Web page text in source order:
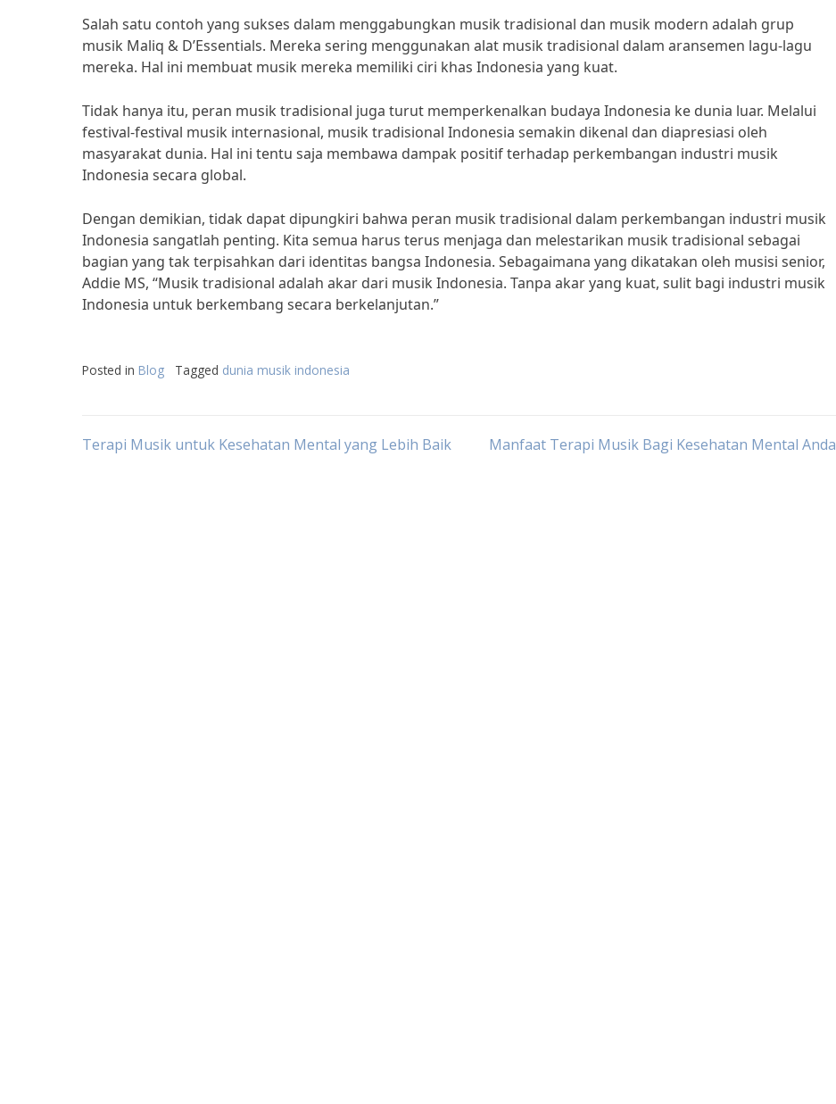
Salah satu contoh yang sukses dalam menggabungkan musik tradisional dan musik modern adalah grup
musik Maliq & D’Essentials. Mereka sering menggunakan alat musik tradisional dalam aransemen lagu-lagu
mereka. Hal ini membuat musik mereka memiliki ciri khas Indonesia yang kuat.
Tidak hanya itu, peran musik tradisional juga turut memperkenalkan budaya Indonesia ke dunia luar. Melalui
festival-festival musik internasional, musik tradisional Indonesia semakin dikenal dan diapresiasi oleh
masyarakat dunia. Hal ini tentu saja membawa dampak positif terhadap perkembangan industri musik
Indonesia secara global.
Dengan demikian, tidak dapat dipungkiri bahwa peran musik tradisional dalam perkembangan industri musik
Indonesia sangatlah penting. Kita semua harus terus menjaga dan melestarikan musik tradisional sebagai
bagian yang tak terpisahkan dari identitas bangsa Indonesia. Sebagaimana yang dikatakan oleh musisi senior,
Addie MS, “Musik tradisional adalah akar dari musik Indonesia. Tanpa akar yang kuat, sulit bagi industri musik
Indonesia untuk berkembang secara berkelanjutan.”
Posted in Blog Tagged dunia musik indonesia
Post
Terapi Musik untuk Kesehatan Mental yang Lebih Baik Manfaat Terapi Musik Bagi Kesehatan Mental Anda